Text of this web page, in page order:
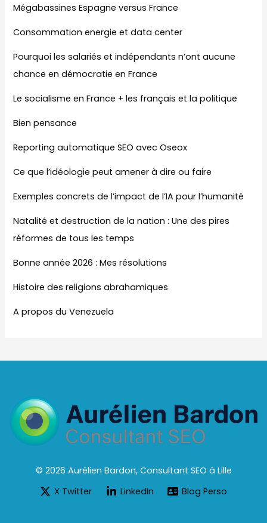
Mégabassines Espagne versus France
Consommation energie et data center
Pourquoi les salariés et indépendants n’ont aucune
chance en démocratie en France
Le socialisme en France + les français et la politique
Bien pensance
Reporting automatique SEO avec Oseox
Ce que l’idéologie peut amener à dire ou faire
Exemples concrets de l’impact de l’IA pour l’humanité
Natalité et destruction de la nation : Une des pires
réformes de tous les temps
Bonne année 2026 : Mes résolutions
Histoire des religions abrahamiques
A propos du Venezuela
© 2026 Aurélien Bardon, Consultant SEO à Lille
X Twitter
LinkedIn Blog Perso